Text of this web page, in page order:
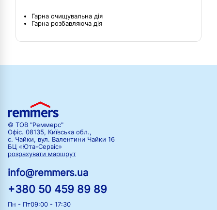
Гарна очищувальна дія
Гарна розбавляюча дія
© ТОВ "Реммерс"
Офіс. 08135, Київська обл.,
с. Чайки, вул. Валентини Чайки 16
БЦ «Юта-Сервіс»
розрахувати маршрут
info@remmers.ua
+380 50 459 89 89
Пн - Пт09:00 - 17:30